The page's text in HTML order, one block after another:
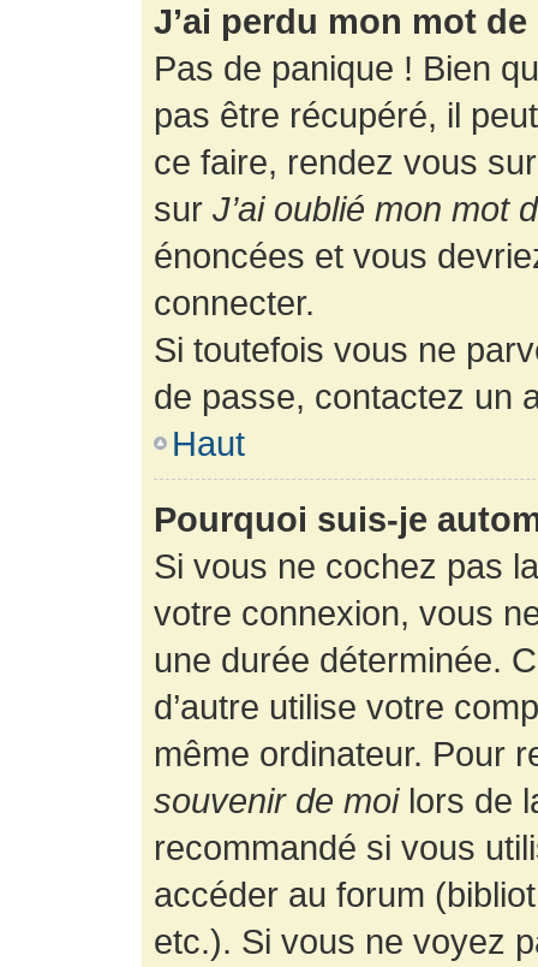
J’ai perdu mon mot
Pas de panique ! Bien
pas être récupéré, il
ce faire, rendez vous
sur J’ai oublié mon mot
énoncées et vous
connecter.
Si toutefois vous ne
de passe, contactez un
Haut
Pourquoi suis-je
Si vous ne cochez pas
votre connexion, vous
une durée déterminée.
d’autre utilise votre
même ordinateur. Pour
souvenir de moilors de
recommandé si vous
accéder au forum
etc.). Si vous ne voyez